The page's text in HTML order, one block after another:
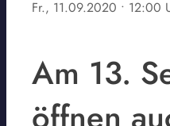
Fr., 11.09.2020 • 12:00
Am 13.